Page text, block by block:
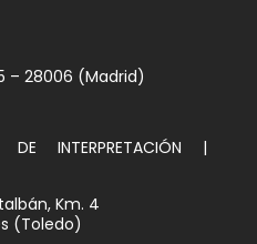
– 28006 (Madrid)
INTERPRETACIÓN |
Km. 4
(Toledo)